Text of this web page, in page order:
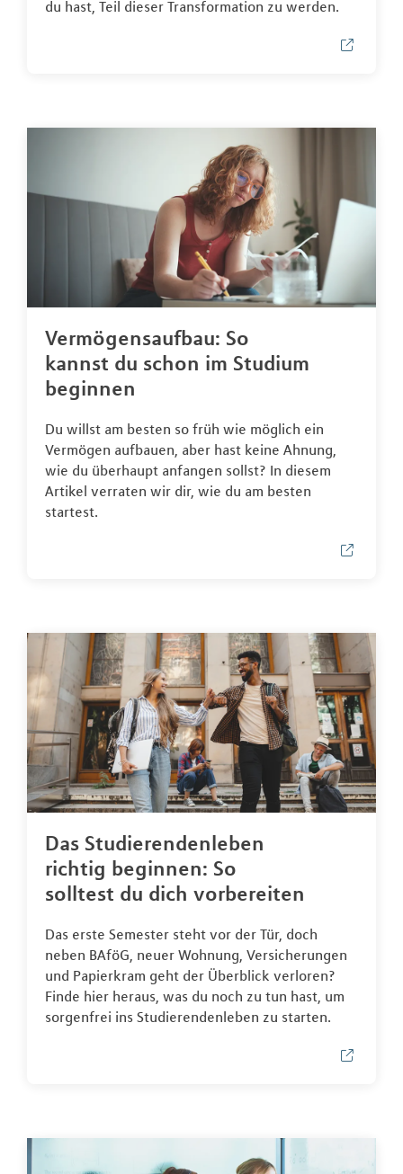
du hast, Teil dieser Transformation zu werden.
Vermögensaufbau: So
kannst du schon im Studium
beginnen
Du willst am besten so früh wie möglich ein
Vermögen aufbauen, aber hast keine Ahnung,
wie du überhaupt anfangen sollst? In diesem
Artikel verraten wir dir, wie du am besten
startest.
Das Studierendenleben
richtig beginnen: So
solltest du dich vorbereiten
Das erste Semester steht vor der Tür, doch
neben BAföG, neuer Wohnung, Versicherungen
und Papierkram geht der Überblick verloren?
Finde hier heraus, was du noch zu tun hast, um
sorgenfrei ins Studierendenleben zu starten.